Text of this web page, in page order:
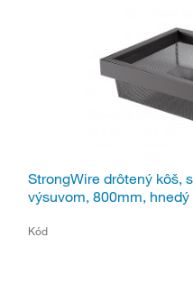
StrongWire drôtený kôš,
výsuvom, 800mm, hnedý
Kód